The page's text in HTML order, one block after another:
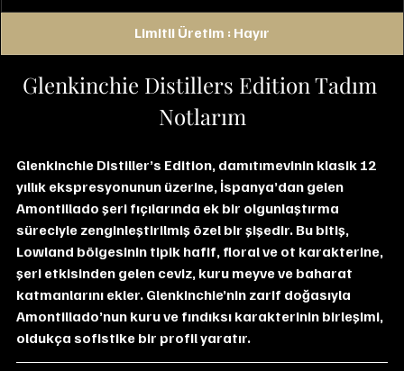
Limitli Üretim : Hayır
Glenkinchie Distillers Edition Tadım
Notlarım
Glenkinchie Distiller’s Edition, damıtımevinin klasik 12
yıllık ekspresyonunun üzerine, İspanya’dan gelen
Amontillado şeri fıçılarında ek bir olgunlaştırma
süreciyle zenginleştirilmiş özel bir şişedir. Bu bitiş,
Lowland bölgesinin tipik hafif, floral ve ot karakterine,
şeri etkisinden gelen ceviz, kuru meyve ve baharat
katmanlarını ekler. Glenkinchie’nin zarif doğasıyla
Amontillado’nun kuru ve fındıksı karakterinin birleşimi,
oldukça sofistike bir profil yaratır.